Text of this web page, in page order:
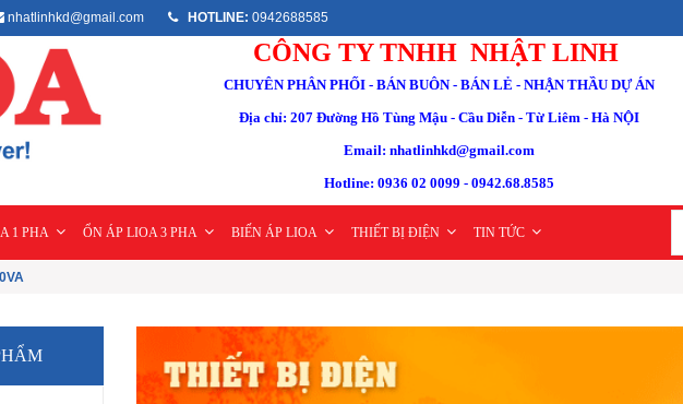
nhatlinhkd@gmail.com HOTLINE: 0942688585
CÔNG TY TNHH NHẬT LINH
CHUYÊN PHÂN PHỐI - BÁN BUÔN - BÁN LẺ - NHẬN THẦU DỰ ÁN
Địa chỉ: 207 Đường Hồ Tùng Mậu - Cầu Diễn - Từ Liêm - Hà NỘI
Email: nhatlinhkd@gmail.com
Hotline: 0936 02 0099 - 0942.68.8585
1 PHA ỔN ÁP LIOA 3 PHA BIẾN ÁP LIOA THIẾT BỊ ĐIỆN TIN TỨC